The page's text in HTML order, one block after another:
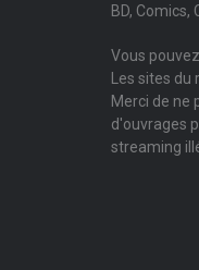
BD, Comics,
Vous
Les sites
Merci de ne
d'ouvrages
streaming